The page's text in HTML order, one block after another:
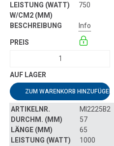
750
Info
ZUM WARENKORB HINZUFÜGEN
MI2225B2
57
65
1000